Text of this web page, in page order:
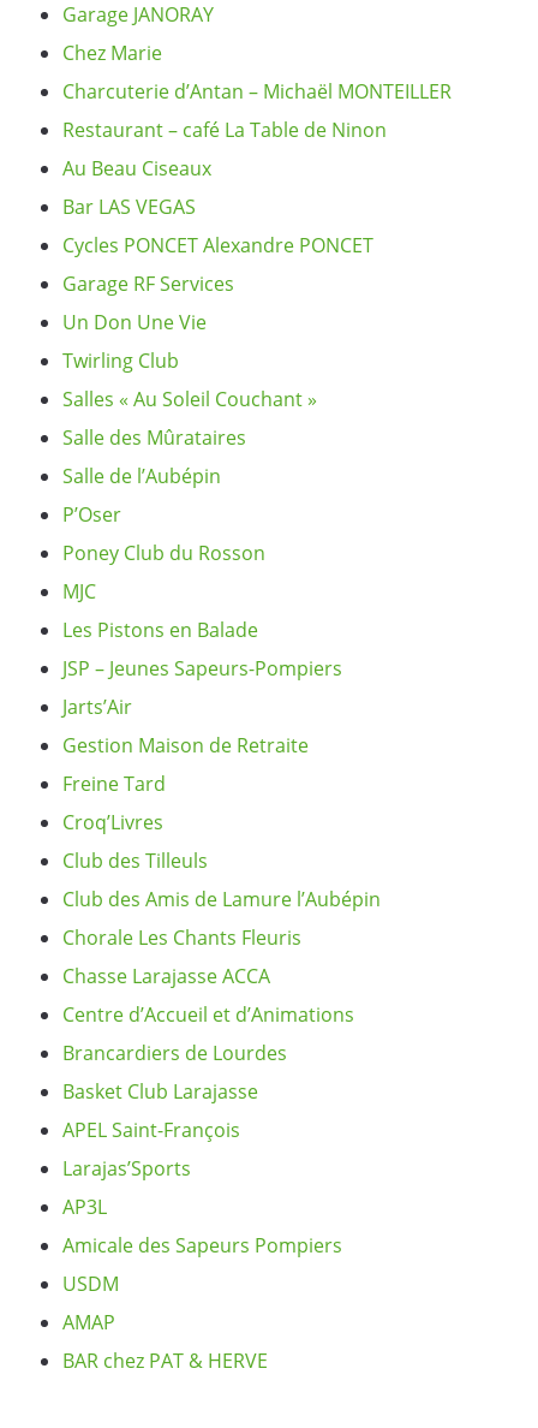
Garage JANORAY
Chez Marie
Charcuterie d’Antan – Michaël MONTEILLER
Restaurant – café La Table de Ninon
Au Beau Ciseaux
Bar LAS VEGAS
Cycles PONCET Alexandre PONCET
Garage RF Services
Un Don Une Vie
Twirling Club
Salles « Au Soleil Couchant »
Salle des Mûrataires
Salle de l’Aubépin
P’Oser
Poney Club du Rosson
MJC
Les Pistons en Balade
JSP – Jeunes Sapeurs-Pompiers
Jarts’Air
Gestion Maison de Retraite
Freine Tard
Croq’Livres
Club des Tilleuls
Club des Amis de Lamure l’Aubépin
Chorale Les Chants Fleuris
Chasse Larajasse ACCA
Centre d’Accueil et d’Animations
Brancardiers de Lourdes
Basket Club Larajasse
APEL Saint-François
Larajas’Sports
AP3L
Amicale des Sapeurs Pompiers
USDM
AMAP
BAR chez PAT & HERVE